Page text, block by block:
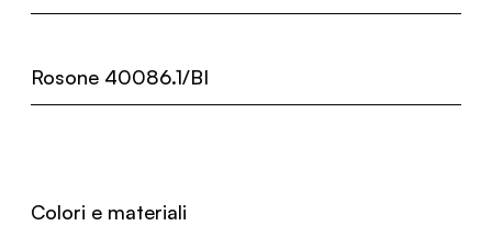
Rosone 40086.1/BI
Colori e materiali